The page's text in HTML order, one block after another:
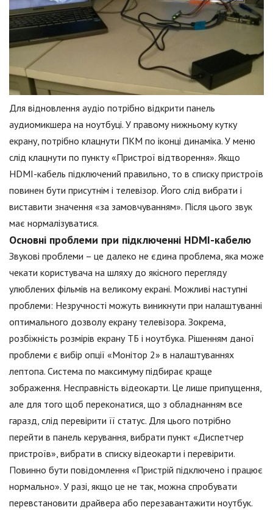
Для відновлення аудіо потрібно відкрити панель
аудиомикшера на ноутбуці. У правому нижньому кутку
екрану, потрібно клацнути ПКМ по іконці динаміка. У меню
слід клацнути по пункту «Пристрої відтворення». Якщо
HDMI-кабель підключений правильно, то в списку пристроїв
повинен бути присутнім і телевізор. Його слід вибрати і
виставити значення «за замовчуванням». Після цього звук
має нормалізуватися.
Основні проблеми при підключенні HDMI-кабелю
Звукові проблеми – це далеко не єдина проблема, яка може
чекати користувача на шляху до якісного перегляду
улюблених фільмів на великому екрані. Можливі наступні
проблеми: Незручності можуть виникнути при налаштуванні
оптимального дозволу екрану телевізора. Зокрема,
розбіжність розмірів екрану ТБ і ноутбука. Рішенням даної
проблеми є вибір опції «Монітор 2» в налаштуваннях
лептопа. Система по максимуму підбирає краще
зображення. Несправність відеокарти. Це лише припущення,
але для того щоб переконатися, що з обладнанням все
гаразд, слід перевірити її статус. Для цього потрібно
перейти в панель керування, вибрати пункт «Диспетчер
пристроїв», вибрати в списку відеокарти і перевірити.
Повинно бути повідомлення «Пристрій підключено і працює
нормально». У разі, якщо це не так, можна спробувати
перевстановити драйвера або перезавантажити ноутбук.